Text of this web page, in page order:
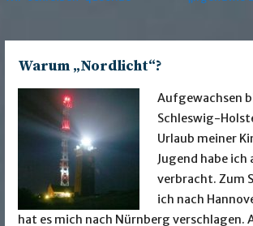
Warum „Nordlicht“?
Aufgewachsen
Schleswig-
Urlaub meiner
Jugend habe ich
verbracht. Zum
ich nach
hat es mich nach Nürnberg verschlagen.